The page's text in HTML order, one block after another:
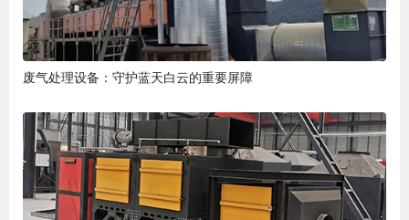
废气处理设备：守护蓝天白云的重要屏障